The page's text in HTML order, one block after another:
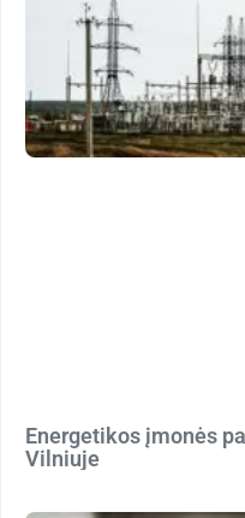
Energetikos įmonės
Vilniuje